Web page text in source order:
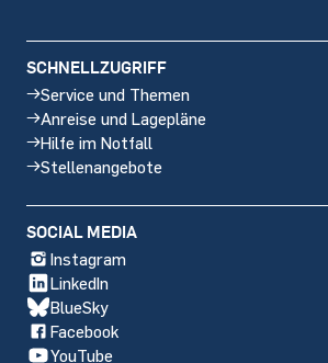
SCHNELLZUGRIFF
Service und Themen
Anreise und Lagepläne
Hilfe im Notfall
Stellenangebote
SOCIAL MEDIA
Instagram
LinkedIn
BlueSky
Facebook
YouTube